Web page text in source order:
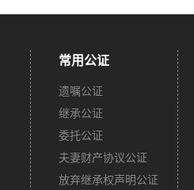
常用公证
遗嘱公证
继承公证
委托公证
夫妻财产协议公证
放弃继承权声明公证